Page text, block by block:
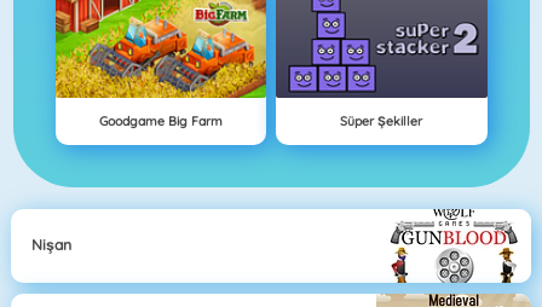
Goodgame Big Farm Süper Şekiller
Nişan